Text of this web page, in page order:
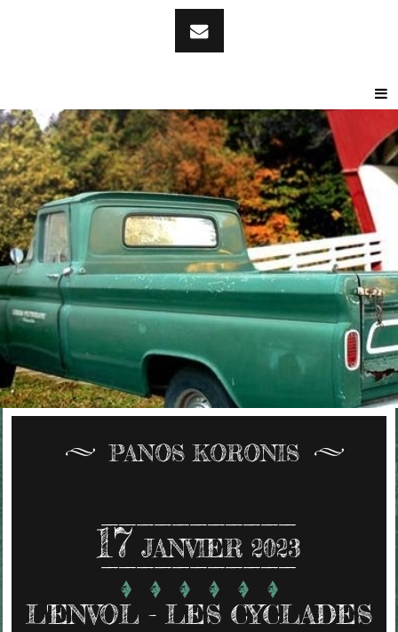
PANOS KORONIS
17 JANVIER 2023
L'ENVOL - LES CYCLADES